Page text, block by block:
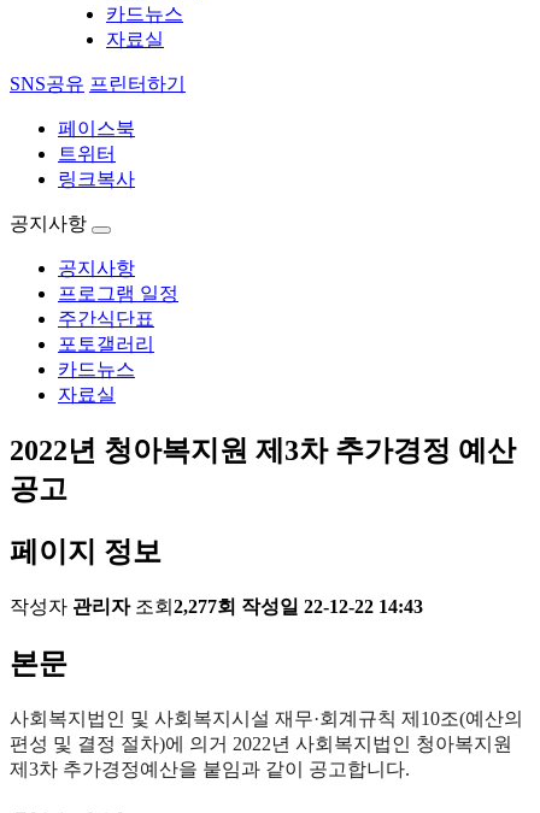
카드뉴스
자료실
SNS공유 프린터하기
페이스북
트위터
링크복사
공지사항
공지사항
프로그램 일정
주간식단표
포토갤러리
카드뉴스
자료실
2022년 청아복지원 제3차 추가경정 예산
공고
페이지 정보
작성자 관리자 조회 2,277회 작성일 22-12-22 14:43
본문
사회복지법인 및 사회복지시설 재무·회계규칙 제10조(예산의
편성 및 결정 절차)에 의거 2022년 사회복지법인 청아복지원
제3차 추가경정예산을 붙임과 같이 공고합니다.